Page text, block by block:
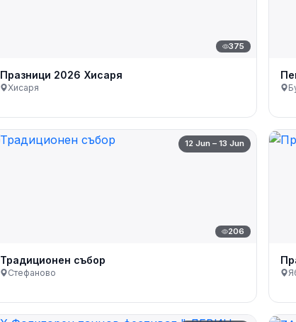
375
Празници 2026 Хисаря
Хисаря
12 Jun – 13 Jun
206
Традиционен събор
Стефаново